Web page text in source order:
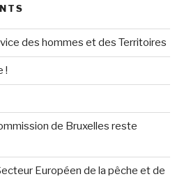
des hommes et des Territoires
!
de Bruxelles reste
Européen de la pêche et de